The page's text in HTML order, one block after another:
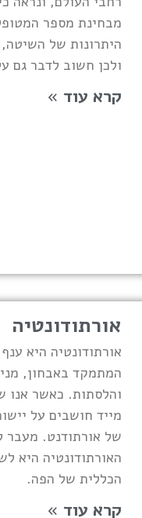
מבחינת מספר
היתרונות של
ולכן חשוב לדבר גם על
קרא עוד »
אורתודונטיה
אורתודונטיה היא
המתמקד באבחון,
והלסתות. כאשר אנו
מייד חושבים על
של אורתודנט. מעבר
האורתודונטיה היא
הכללית של הפה.
קרא עוד »